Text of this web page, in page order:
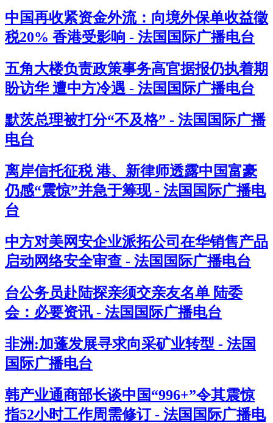
中国再收紧资金外流：向境外保单收益徵
税20% 香港受影响 - 法国国际广播电台
五角大楼负责政策事务高官据报仍执着期
盼访华 遭中方冷遇 - 法国国际广播电台
默茨总理被打分“不及格” - 法国国际广播
电台
离岸信托征税 港、新律师透露中国富豪
仍感“震惊”并急于筹现 - 法国国际广播电
台
中方对美网安企业派拓公司在华销售产品
启动网络安全审查 - 法国国际广播电台
台公务员赴陆探亲须交亲友名单 陆委
会：必要资讯 - 法国国际广播电台
非洲:加蓬发展寻求向采矿业转型 - 法国
国际广播电台
韩产业通商部长谈中国“996+”令其震惊
指52小时工作周需修订 - 法国国际广播电